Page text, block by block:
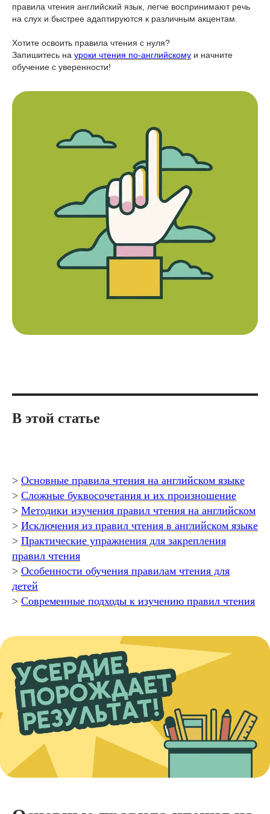
правила чтения английский язык, легче воспринимают речь
на слух и быстрее адаптируются к различным акцентам.
Хотите освоить правила чтения с нуля?
Запишитесь на уроки чтения по-английскому и начните
обучение с уверенности!
В этой статье
> Основные правила чтения на английском языке
> Сложные буквосочетания и их произношение
> Методики изучения правил чтения на английском
> Исключения из правил чтения в английском языке
> Практические упражнения для закрепления
правил чтения
> Особенности обучения правилам чтения для
детей
> Современные подходы к изучению правил чтения